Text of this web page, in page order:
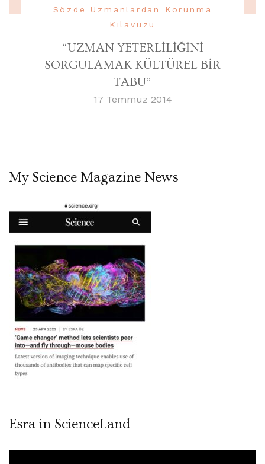
Sözde Uzmanlardan Korunma
Kılavuzu
“UZMAN YETERLİLİĞİNİ
SORGULAMAK KÜLTÜREL BİR
TABU”
17 Temmuz 2014
My Science Magazine News
Esra in ScienceLand